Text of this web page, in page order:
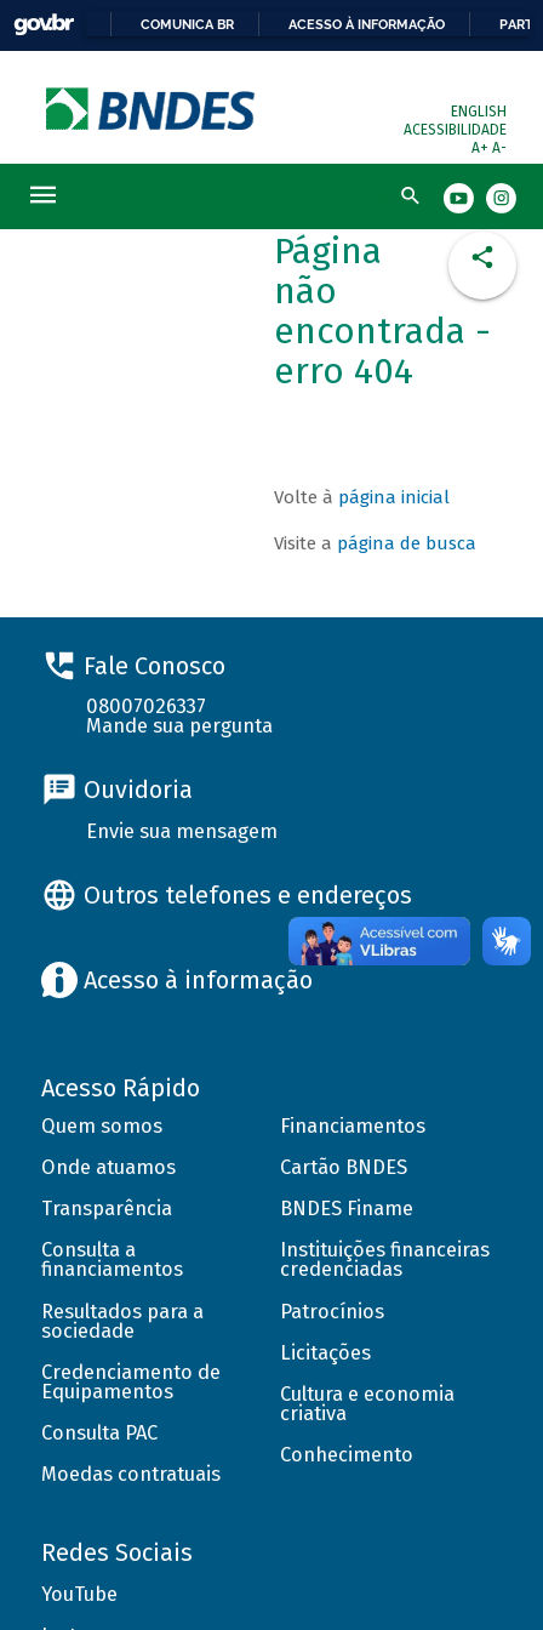
COMUNICA BR ACESSO À INFORMAÇÃO
ENGLISH
ACESSIBILIDADE
A+ A-
Busca
Página
não
encontrada -
erro 404
Volte à página inicial
Visite a página de busca
Fale Conosco
08007026337
Mande sua pergunta
Ouvidoria
Envie sua mensagem
Outros telefones e endereços
Acesso à informação
Acesso Rápido
Quem somos
Onde atuamos
Transparência
Consulta a
financiamentos
Resultados para a
sociedade
Credenciamento de
Equipamentos
Consulta PAC
Moedas contratuais
Financiamentos
Cartão BNDES
BNDES Finame
Instituições financeiras
credenciadas
Patrocínios
Licitações
Cultura e economia
criativa
Conhecimento
Redes Sociais
YouTube